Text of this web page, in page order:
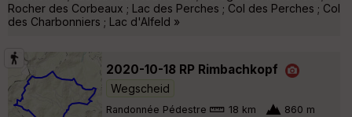
Rocher des Corbeaux ; Lac des Perches ; Col des Perches ; Col
des Charbonniers ; Lac d'Alfeld »
2020-10-18 RP Rimbachkopf
Wegscheid
Randonnée Pédestre 18 km 860 m